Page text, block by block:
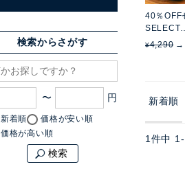
検索からさがす
〜
新着順
価格が安い順
価格が高い順
検索
40％
SELECT
バスクベ
¥4,290
新着順
1 件中 1 -